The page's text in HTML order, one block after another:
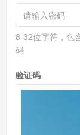
8-32位字符，包
码
验证码